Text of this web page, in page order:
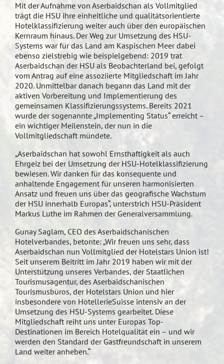
Mit der Aufnahme von Aserbaidschan als Vollmitglied
trägt die HSU ihre einheitliche und qualitätsorientierte
Hotelklassifizierung weiter auch über den europäischen
Kernraum hinaus. Der Weg zur Umsetzung des HSU-
Systems war für das Land am Kaspischen Meer dabei
ebenso zielstrebig wie beispielgebend: 2019 trat
Aserbaidschan der HSU als Beobachterland bei, gefolgt
vom Antrag auf eine assoziierte Mitgliedschaft im Jahr
2020. Unmittelbar danach begann das Land mit der
aktiven Vorbereitung und Implementierung des
gemeinsamen Klassifizierungssystems. Bereits 2021
wurde der sogenannte „Implementing Status“ erreicht –
ein wichtiger Meilenstein, der nun in die
Vollmitgliedschaft mündete.
„Aserbaidschan hat sowohl Ernsthaftigkeit als auch
Ehrgeiz bei der Umsetzung der HSU-Hotelklassifizierung
bewiesen. Wir danken für das konsequente und
anhaltende Engagement für unseren harmonisierten
Ansatz und freuen uns über das geografische Wachstum
der HSU innerhalb Europas“, unterstrich HSU-Präsident
Markus Luthe im Rahmen der Generalversammlung.
Gunay Saglam, CEO des Aserbaidschanischen
Hotelverbandes, betonte: „Wir freuen uns sehr, dass
Aserbaidschan nun Vollmitglied der Hotelstars Union ist!
Seit unserem Beitritt im Jahr 2019 haben wir mit der
Unterstützung unseres Verbandes, der Staatlichen
Tourismusagentur, des Aserbaidschanischen
Tourismusbüros, der Hotelstars Union und hier
insbesondere von HotellerieSuisse intensiv an der
Umsetzung des HSU-Systems gearbeitet. Diese
Mitgliedschaft reiht uns unter Europas Top-
Destinationen im Bereich Hotelqualität ein – und wir
werden den Standard der Gastfreundschaft in unserem
Land weiter anheben.“